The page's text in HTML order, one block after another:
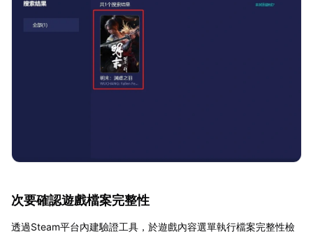
次要確認遊戲檔案完整性
透過Steam平台內建驗證工具，於遊戲內容選單執行檔案完整性檢